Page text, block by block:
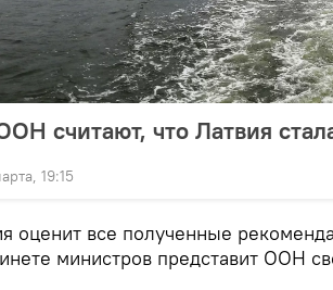
считают, что Латвия
19:15
оценит все полученные
министров представит ООН